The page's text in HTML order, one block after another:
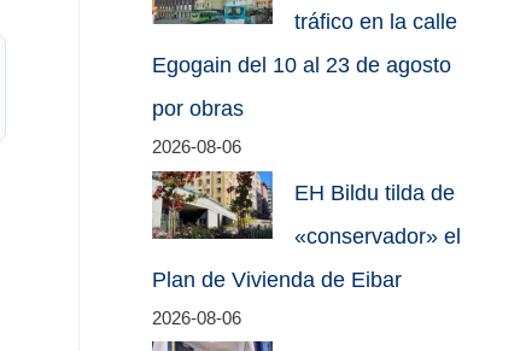
tráfico en la calle
Egogain del 10 al 23 de agosto
por obras
2026-08-06
EH Bildu tilda de
«conservador» el
Plan de Vivienda de Eibar
2026-08-06